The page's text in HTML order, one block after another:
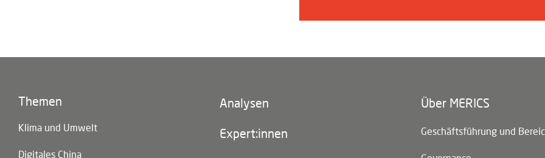
Themen
Klima und Umwelt
Digitales China
Footer
navigation)
Analysen
Expert:innen
Über MERICS
Geschäftsführung und